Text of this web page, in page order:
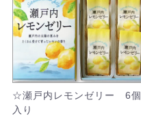
☆瀬戸内レモンゼリー 6個
入り